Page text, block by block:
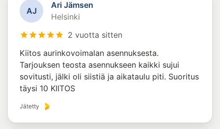
AJ
Ari Jämsen
Helsinki
2 vuotta sitten
Kiitos aurinkovoimalan asennuksesta.
Tarjouksen teosta asennukseen kaikki sujui
sovitusti, jälki oli siistiä ja aikataulu piti. Suoritus
täysi 10 KIITOS
Jätetty